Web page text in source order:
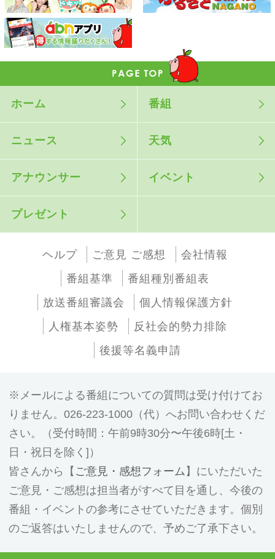
ホーム 番組
ニュース 天気
アナウンサー イベント
プレゼント
ヘルプ ご意見 ご感想
会社情報
番組基準
番組種別番組表
放送番組審議会
個人情報保護方針
人権基本姿勢
反社会的勢力排除
後援等名義申請
メールによる番組についての質問は受け付けてお
りません。026-223-1000（代）へお問い合わせくだ
さい。（受付時間：午前9時30分〜午後6時[土・
日・祝日を除く]）
皆さんから【 ご意見・感想フォーム 】にいただいた
ご意見・ご感想は担当者がすべて目を通し、今後の
番組・イベントの参考にさせていただきます。個別
のご返答はいたしませんので、予めご了承下さい。